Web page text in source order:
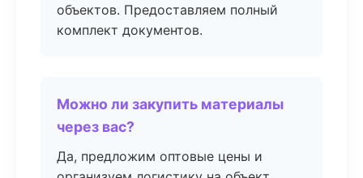
объектов. Предоставляем полный
комплект документов.
Можно ли закупить материалы
через вас?
Да, предложим оптовые цены и